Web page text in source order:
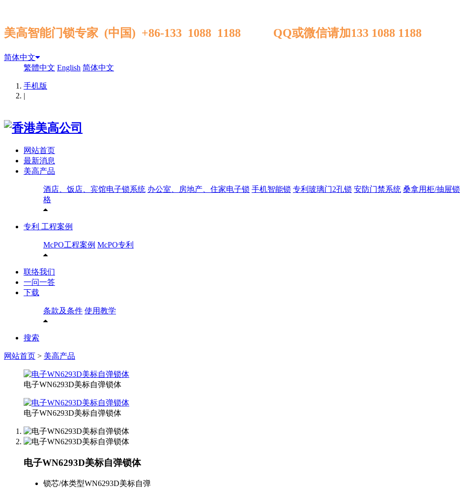
美高智能门锁专家 (中国) +86-133 1088 1188 QQ或微信请加133 1088 1188
简体中文
繁體中文 English 简体中文
手机版
|
网站首页
最新消息
美高产品
酒店、饭店、宾馆电子锁系统 办公室、房地产、住家电子锁 手机智能锁 专利玻璃门2孔锁 安防门禁系统 桑拿用柜/抽屉锁
格
专利 工程案例
McPO工程案例 McPO专利
联络我们
一问一答
下载
条款及条件 使用教学
搜索
网站首页 > 美高产品
电子WN6293D美标自弹锁体
电子WN6293D美标自弹锁体
电子WN6293D美标自弹锁体
锁芯/体类型WN6293D美标自弹